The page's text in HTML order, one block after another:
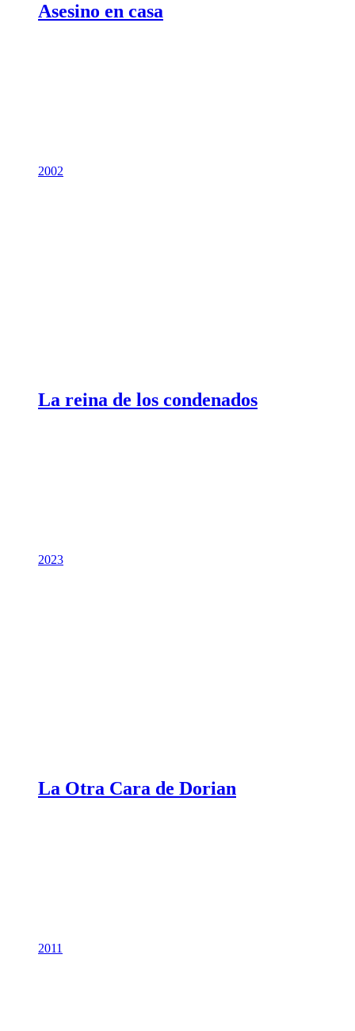
Asesino en casa
2002
La reina de los condenados
2023
La Otra Cara de Dorian
2011